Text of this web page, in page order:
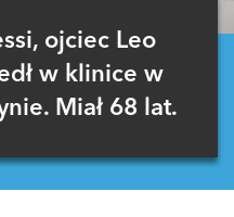
ojciec Leo
w klinice w
Miał 68 lat.